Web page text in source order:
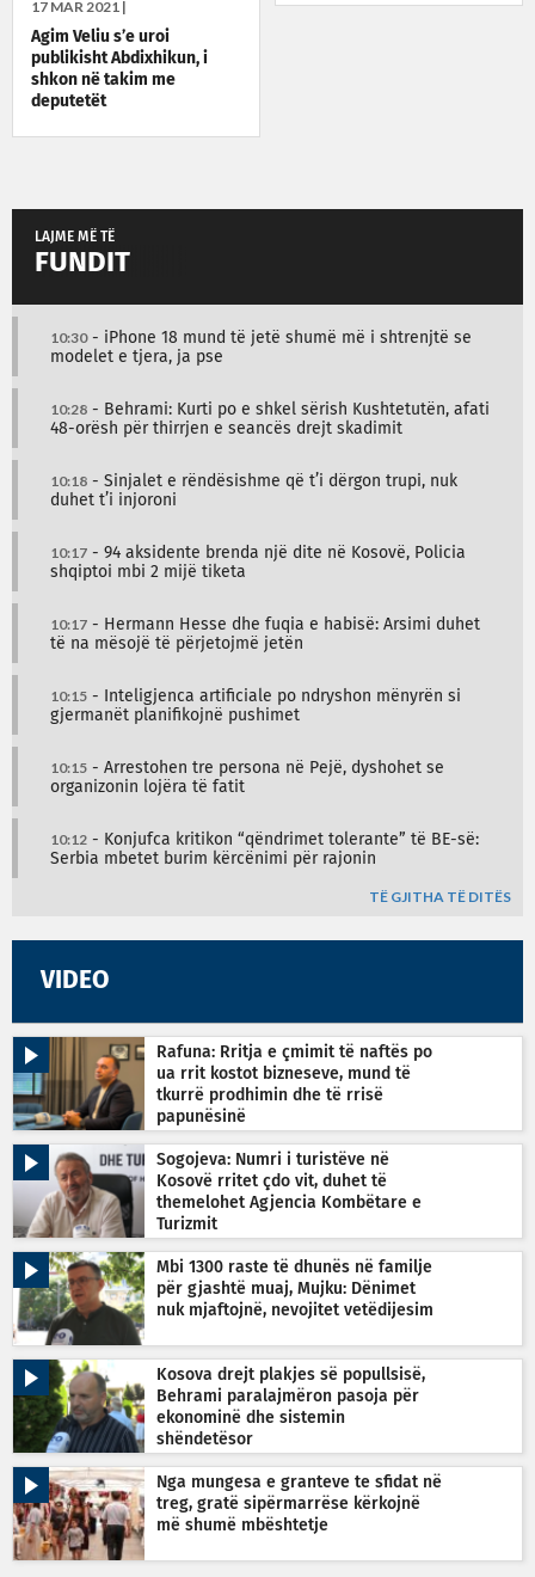
17 MAR 2021 |
Agim Veliu s’e uroi
publikisht Abdixhikun, i
shkon në takim me
deputetët
LAJME MË TË
FUNDIT
10:30- iPhone 18 mund të jetë shumë më i shtrenjtë se
modelet e tjera, ja pse
10:28 - Behrami: Kurti po e shkel sërish Kushtetutën, afati
48-orësh për thirrjen e seancës drejt skadimit
10:18 - Sinjalet e rëndësishme që t’i dërgon trupi, nuk
duhet t’i injoroni
10:17 - 94 aksidente brenda një dite në Kosovë, Policia
shqiptoi mbi 2 mijë tiketa
10:17 - Hermann Hesse dhe fuqia e habisë: Arsimi duhet
të na mësojë të përjetojmë jetën
10:15 - Inteligjenca artificiale po ndryshon mënyrën si
gjermanët planifikojnë pushimet
10:15 - Arrestohen tre persona në Pejë, dyshohet se
organizonin lojëra të fatit
10:12 - Konjufca kritikon “qëndrimet tolerante” të BE-së:
Serbia mbetet burim kërcënimi për rajonin
TË GJITHA TË DITËS
VIDEO
Rafuna: Rritja e çmimit të naftës po
ua rrit kostot bizneseve, mund të
tkurrë prodhimin dhe të rrisë
papunësinë
Sogojeva: Numri i turistëve në
Kosovë rritet çdo vit, duhet të
themelohet Agjencia Kombëtare e
Turizmit
Mbi 1300 raste të dhunës në familje
për gjashtë muaj, Mujku: Dënimet
nuk mjaftojnë, nevojitet vetëdijesim
Kosova drejt plakjes së popullsisë,
Behrami paralajmëron pasoja për
ekonominë dhe sistemin
shëndetësor
Nga mungesa e granteve te sfidat në
treg, gratë sipërmarrëse kërkojnë
më shumë mbështetje